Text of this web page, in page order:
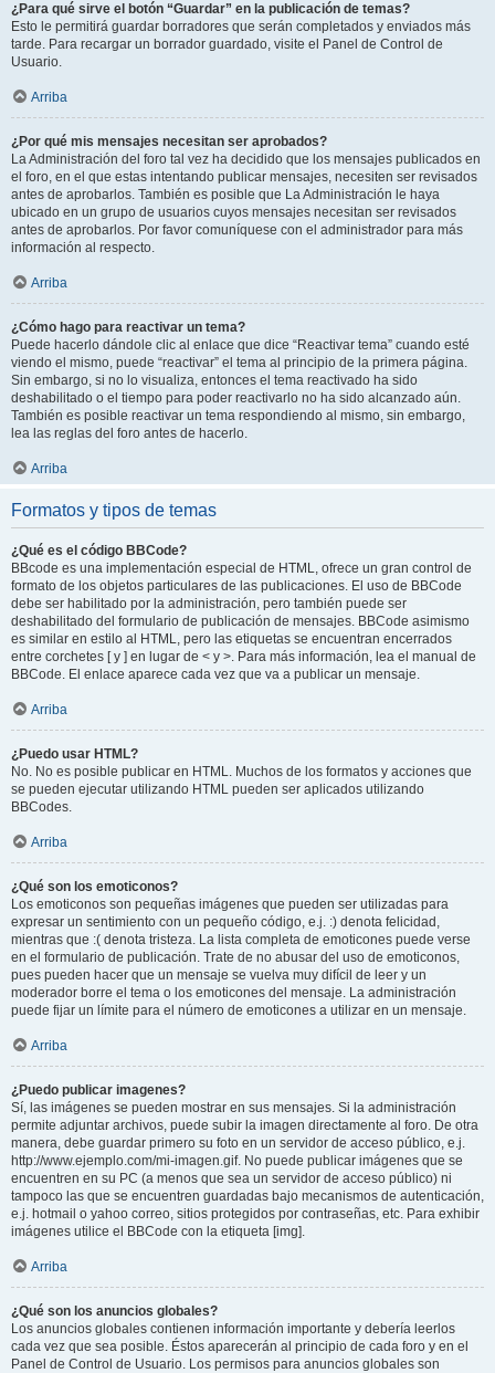
¿Para qué sirve el botón “Guardar” en la publicación de temas?
Esto le permitirá guardar borradores que serán completados y enviados más
tarde. Para recargar un borrador guardado, visite el Panel de Control de
Usuario.
Arriba
¿Por qué mis mensajes necesitan ser aprobados?
La Administración del foro tal vez ha decidido que los mensajes publicados en
el foro, en el que estas intentando publicar mensajes, necesiten ser revisados
antes de aprobarlos. También es posible que La Administración le haya
ubicado en un grupo de usuarios cuyos mensajes necesitan ser revisados
antes de aprobarlos. Por favor comuníquese con el administrador para más
información al respecto.
Arriba
¿Cómo hago para reactivar un tema?
Puede hacerlo dándole clic al enlace que dice “Reactivar tema” cuando esté
viendo el mismo, puede “reactivar” el tema al principio de la primera página.
Sin embargo, si no lo visualiza, entonces el tema reactivado ha sido
deshabilitado o el tiempo para poder reactivarlo no ha sido alcanzado aún.
También es posible reactivar un tema respondiendo al mismo, sin embargo,
lea las reglas del foro antes de hacerlo.
Arriba
Formatos y tipos de temas
¿Qué es el código BBCode?
BBcode es una implementación especial de HTML, ofrece un gran control de
formato de los objetos particulares de las publicaciones. El uso de BBCode
debe ser habilitado por la administración, pero también puede ser
deshabilitado del formulario de publicación de mensajes. BBCode asimismo
es similar en estilo al HTML, pero las etiquetas se encuentran encerrados
entre corchetes [ y ] en lugar de < y >. Para más información, lea el manual de
BBCode. El enlace aparece cada vez que va a publicar un mensaje.
Arriba
¿Puedo usar HTML?
No. No es posible publicar en HTML. Muchos de los formatos y acciones que
se pueden ejecutar utilizando HTML pueden ser aplicados utilizando
BBCodes.
Arriba
¿Qué son los emoticonos?
Los emoticonos son pequeñas imágenes que pueden ser utilizadas para
expresar un sentimiento con un pequeño código, e.j. :) denota felicidad,
mientras que :( denota tristeza. La lista completa de emoticones puede verse
en el formulario de publicación. Trate de no abusar del uso de emoticonos,
pues pueden hacer que un mensaje se vuelva muy difícil de leer y un
moderador borre el tema o los emoticones del mensaje. La administración
puede fijar un límite para el número de emoticones a utilizar en un mensaje.
Arriba
¿Puedo publicar imagenes?
Sí, las imágenes se pueden mostrar en sus mensajes. Si la administración
permite adjuntar archivos, puede subir la imagen directamente al foro. De otra
manera, debe guardar primero su foto en un servidor de acceso público, e.j.
http://www.ejemplo.com/mi-imagen.gif. No puede publicar imágenes que se
encuentren en su PC (a menos que sea un servidor de acceso público) ni
tampoco las que se encuentren guardadas bajo mecanismos de autenticación,
e.j. hotmail o yahoo correo, sitios protegidos por contraseñas, etc. Para exhibir
imágenes utilice el BBCode con la etiqueta [img].
Arriba
¿Qué son los anuncios globales?
Los anuncios globales contienen información importante y debería leerlos
cada vez que sea posible. Éstos aparecerán al principio de cada foro y en el
Panel de Control de Usuario. Los permisos para anuncios globales son